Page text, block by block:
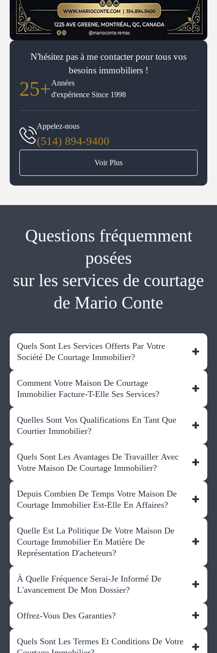
N'hésitez pas à me contacter pour tous vos
besoins immobiliers !
25+Années
d'expérience Since 1998
Appelez-nous
(514) 894-9400
Voir Plus
Questions fréquemment
posées
sur les services de courtage
de Mario Conte
Quels Sont Les Services Offerts Par Votre
Société De Courtage Immobilier?
Comment Votre Maison De Courtage
Immobilier Facture-T-Elle Ses Services?
Quelles Sont Vos Qualifications En Tant Que
Courtier Immobilier?
Quels Sont Les Avantages De Travailler Avec
Votre Maison De Courtage Immobilier?
Depuis Combien De Temps Votre Maison De
Courtage Immobilier Est-Elle En Affaires?
Quelle Est La Politique De Votre Maison De
Courtage Immobilier En Matière De
Représentation D'acheteurs?
À Quelle Fréquence Serai-Je Informé De
L'avancement De Mon Dossier?
Offrez-Vous Des Garanties?
Quels Sont Les Termes Et Conditions De Votre